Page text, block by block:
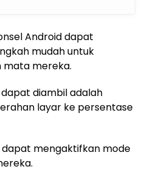
Android dapat
mudah untuk
mata mereka.
diambil adalah
layar ke persentase
dapat mengaktifkan mode